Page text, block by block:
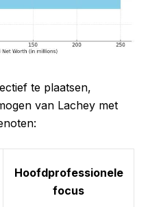
te plaatsen,
van Lachey met
Hoofdprofessionele
focus